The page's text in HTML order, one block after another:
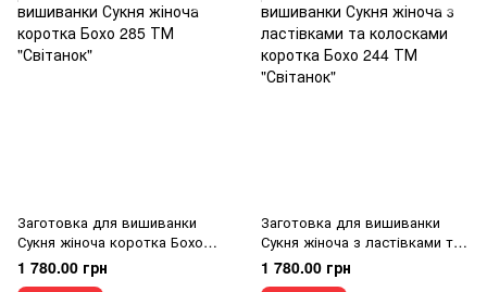
Заготовка для вишиванки
Сукня жіноча коротка Бохо
285 ТМ "Світанок"
1 780.00 грн
Заготовка для вишиванки
Сукня жіноча з ластівками та
колосками коротка Бохо 244
ТМ "Світанок"
1 780.00 грн